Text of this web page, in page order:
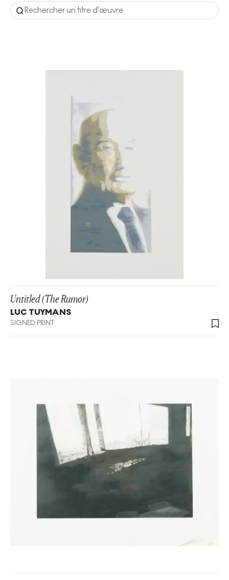
Untitled (The Rumor)
LUC TUYMANS
SIGNED PRINT